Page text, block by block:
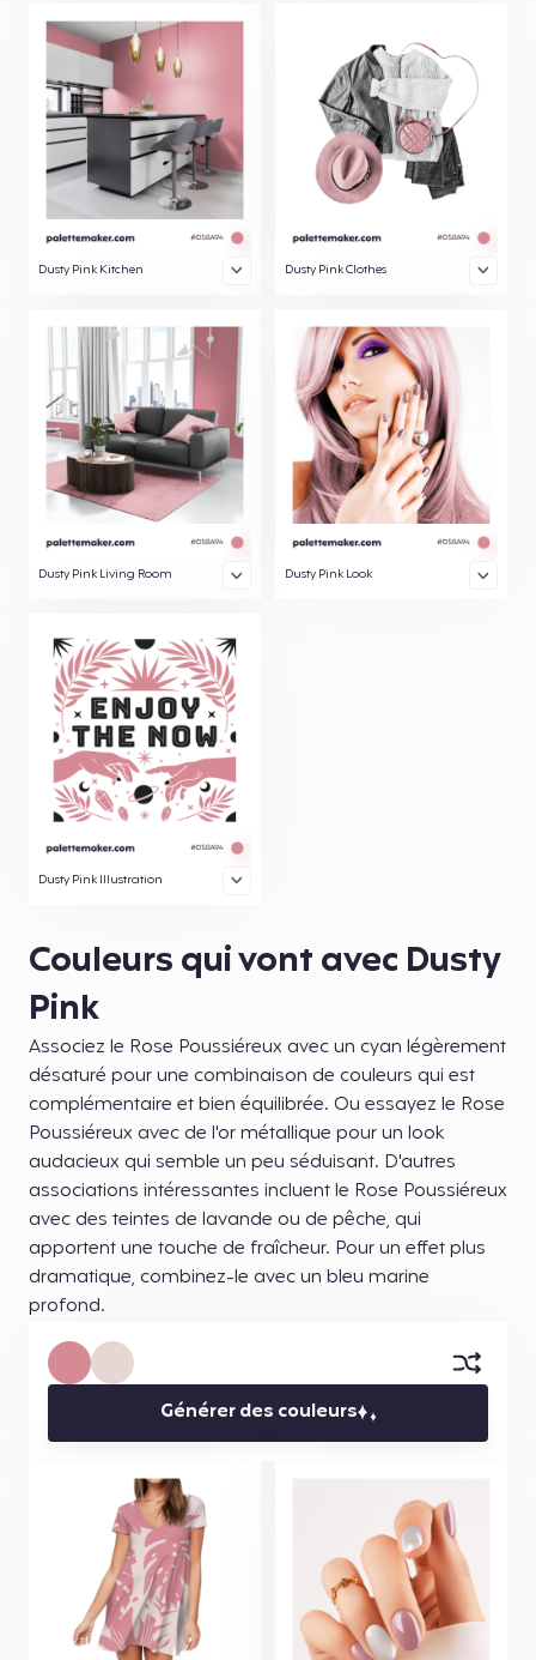
Dusty Pink Kitchen Dusty Pink Clothes
Dusty Pink Living Room Dusty Pink Look
Dusty Pink Illustration
Couleurs qui vont avec Dusty
Pink
Associez le Rose Poussiéreux avec un cyan légèrement
désaturé pour une combinaison de couleurs qui est
complémentaire et bien équilibrée. Ou essayez le Rose
Poussiéreux avec de l'or métallique pour un look
audacieux qui semble un peu séduisant. D'autres
associations intéressantes incluent le Rose Poussiéreux
avec des teintes de lavande ou de pêche, qui
apportent une touche de fraîcheur. Pour un effet plus
dramatique, combinez-le avec un bleu marine
profond.
Générer des couleurs